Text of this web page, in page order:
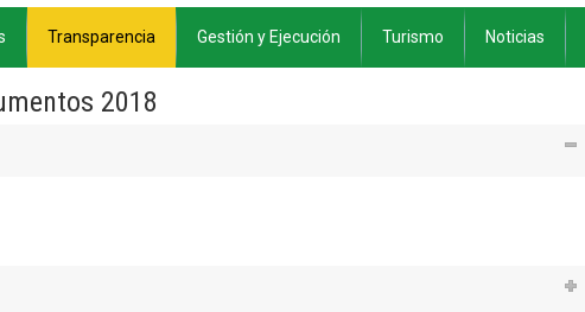
Transparencia Gestión y Ejecución Turismo Noticias
2018